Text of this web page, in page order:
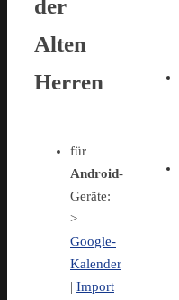
der
Alten
Herren
für
Android-
Geräte:
>
Google-
Kalender
| Import